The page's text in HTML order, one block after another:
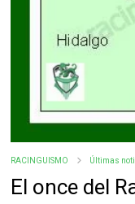
RACINGUISMO Últimas
El once del